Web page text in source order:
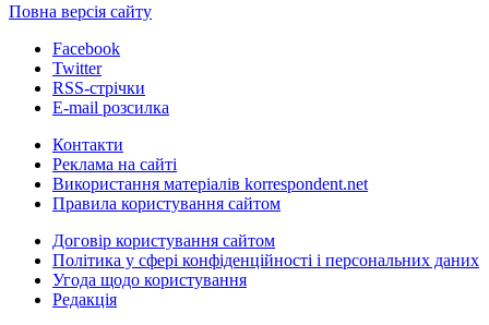
Повна версія сайту
Facebook
Twitter
RSS-стрічки
E-mail розсилка
Контакти
Реклама на сайті
Використання матеріалів korrespondent.net
Правила користування сайтом
Договір користування сайтом
Політика у сфері конфіденційності і персональних даних
Угода щодо користування
Редакція